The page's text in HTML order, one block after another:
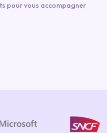
pour vous accompagner